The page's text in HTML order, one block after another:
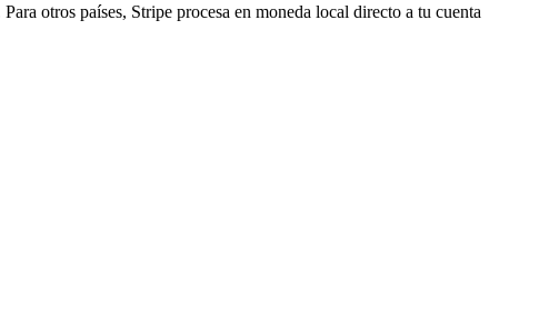
otros países, Stripe procesa en moneda local directo a tu cuenta